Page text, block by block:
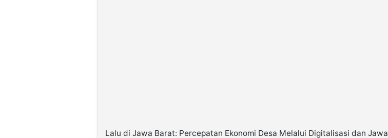
Lalu di Jawa Barat: Percepatan Ekonomi Desa Melalui Digitalisasi dan Jawa